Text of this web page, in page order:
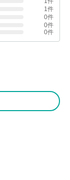
1件
0件
0件
0件